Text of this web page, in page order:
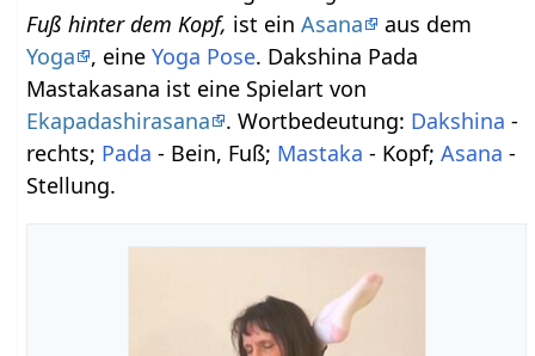
Fuß hinter dem Kopf, ist einAsana
aus dem
Yoga
, eineYoga Pose. Dakshina Pada
Mastakasana ist eine Spielart von
Ekapadashirasana
. Wortbedeutung: Dakshina -
rechts; Pada - Bein, Fuß; Mastaka - Kopf;Asana -
Stellung.